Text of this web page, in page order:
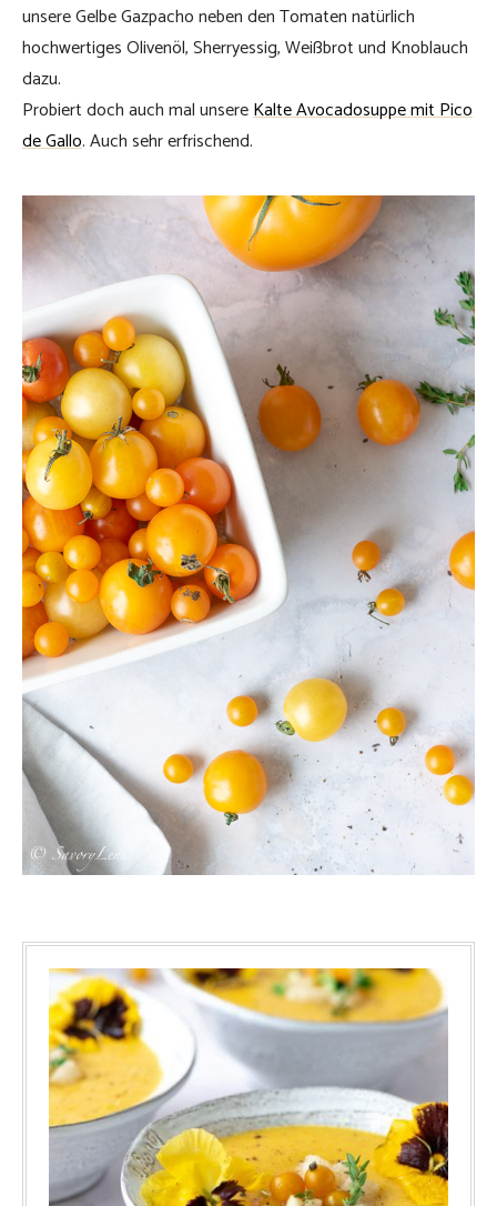
unsere Gelbe Gazpacho neben den Tomaten natürlich
hochwertiges Olivenöl, Sherryessig, Weißbrot und Knoblauch
dazu.
Probiert doch auch mal unsereKalte Avocadosuppe mit Pico
de Gallo. Auch sehr erfrischend.